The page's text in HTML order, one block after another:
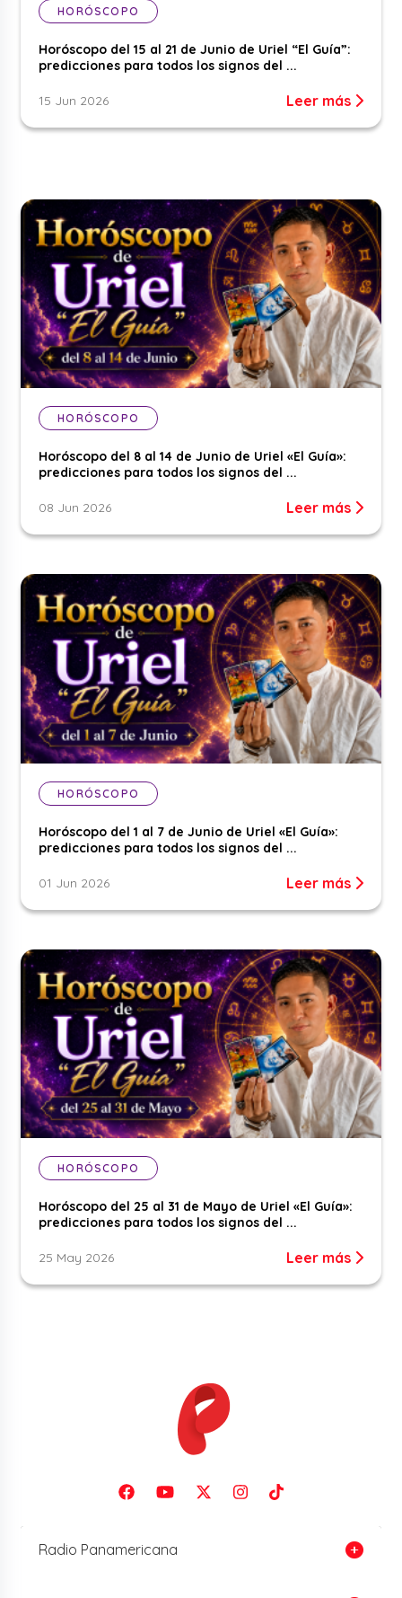
HORÓSCOPO
Horóscopo del 15 al 21 de Junio de Uriel “El Guía”:
predicciones para todos los signos del ...
15 Jun 2026 Leer más
HORÓSCOPO
Horóscopo del 8 al 14 de Junio de Uriel «El Guía»:
predicciones para todos los signos del ...
08 Jun 2026 Leer más
HORÓSCOPO
Horóscopo del 1 al 7 de Junio de Uriel «El Guía»:
predicciones para todos los signos del ...
01 Jun 2026 Leer más
HORÓSCOPO
Horóscopo del 25 al 31 de Mayo de Uriel «El Guía»:
predicciones para todos los signos del ...
25 May 2026 Leer más
Radio Panamericana